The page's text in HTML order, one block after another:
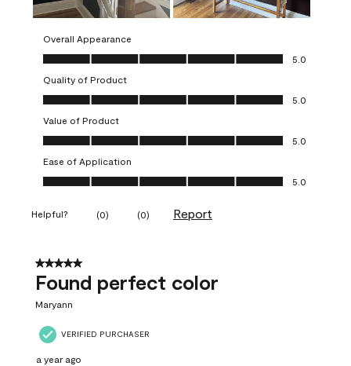
Overall Appearance
Overall Appearance, 5.0 out of 5
5.0
Quality of Product
Quality of Product, 5.0 out of 5
5.0
Value of Product
Value of Product, 5.0 out of 5
5.0
Ease of Application
Ease of Application, 5.0 out of 5
5.0
Helpful? (0) (0) Report
5 out of 5 stars.
Found perfect color
Maryann
VERIFIED PURCHASER
a year ago